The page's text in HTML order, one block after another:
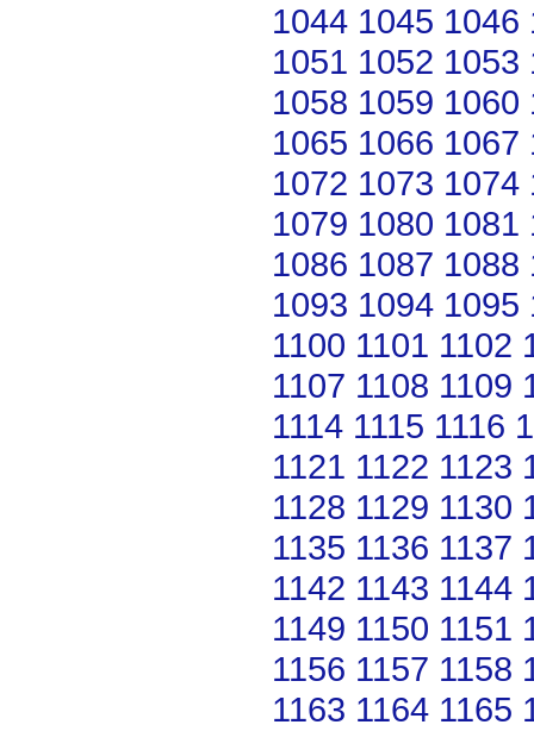
1044 1045 1046
1051 1052 1053
1058 1059 1060
1065 1066 1067
1072 1073 1074
1079 1080 1081
1086 1087 1088
1093 1094 1095
1100 1101 1102
1107 1108 1109
1114 1115 1116
1121 1122 1123
1128 1129 1130
1135 1136 1137
1142 1143 1144
1149 1150 1151
1156 1157 1158
1163 1164 1165